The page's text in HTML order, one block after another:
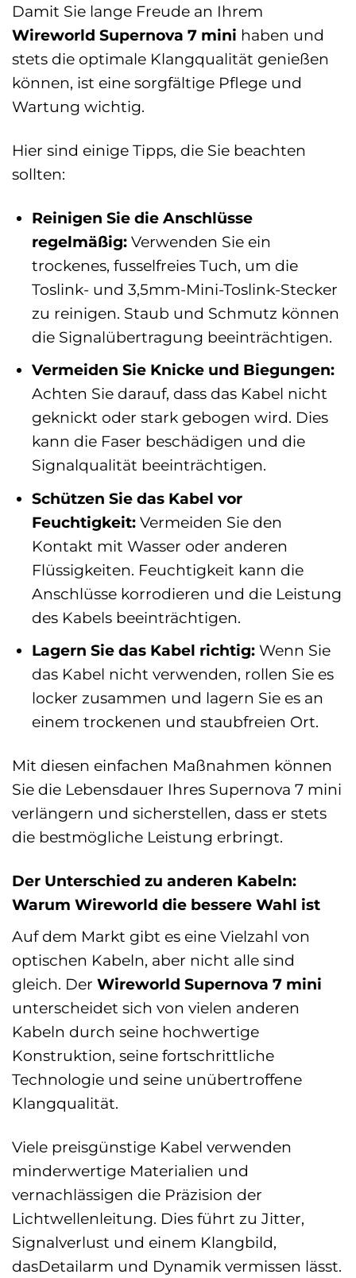
Damit Sie lange Freude an Ihrem
Wireworld Supernova 7 mini haben und
stets die optimale Klangqualität genießen
können, ist eine sorgfältige Pflege und
Wartung wichtig.
Hier sind einige Tipps, die Sie beachten
sollten:
Reinigen Sie die Anschlüsse
regelmäßig:Verwenden Sie ein
trockenes, fusselfreies Tuch, um die
Toslink- und 3,5mm-Mini-Toslink-Stecker
zu reinigen. Staub und Schmutz können
die Signalübertragung beeinträchtigen.
Vermeiden Sie Knicke und Biegungen:
Achten Sie darauf, dass das Kabel nicht
geknickt oder stark gebogen wird. Dies
kann die Faser beschädigen und die
Signalqualität beeinträchtigen.
Schützen Sie das Kabel vor
Feuchtigkeit:Vermeiden Sie den
Kontakt mit Wasser oder anderen
Flüssigkeiten. Feuchtigkeit kann die
Anschlüsse korrodieren und die Leistung
des Kabels beeinträchtigen.
Lagern Sie das Kabel richtig:Wenn Sie
das Kabel nicht verwenden, rollen Sie es
locker zusammen und lagern Sie es an
einem trockenen und staubfreien Ort.
Mit diesen einfachen Maßnahmen können
Sie die Lebensdauer Ihres Supernova 7 mini
verlängern und sicherstellen, dass er stets
die bestmögliche Leistung erbringt.
Der Unterschied zu anderen Kabeln:
Warum Wireworld die bessere Wahl ist
Auf dem Markt gibt es eine Vielzahl von
optischen Kabeln, aber nicht alle sind
gleich. Der Wireworld Supernova 7 mini
unterscheidet sich von vielen anderen
Kabeln durch seine hochwertige
Konstruktion, seine fortschrittliche
Technologie und seine unübertroffene
Klangqualität.
Viele preisgünstige Kabel verwenden
minderwertige Materialien und
vernachlässigen die Präzision der
Lichtwellenleitung. Dies führt zu Jitter,
Signalverlust und einem Klangbild,
dasDetailarm und Dynamik vermissen lässt.